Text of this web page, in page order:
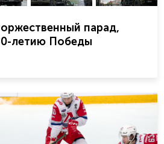
парад,
летию Победы